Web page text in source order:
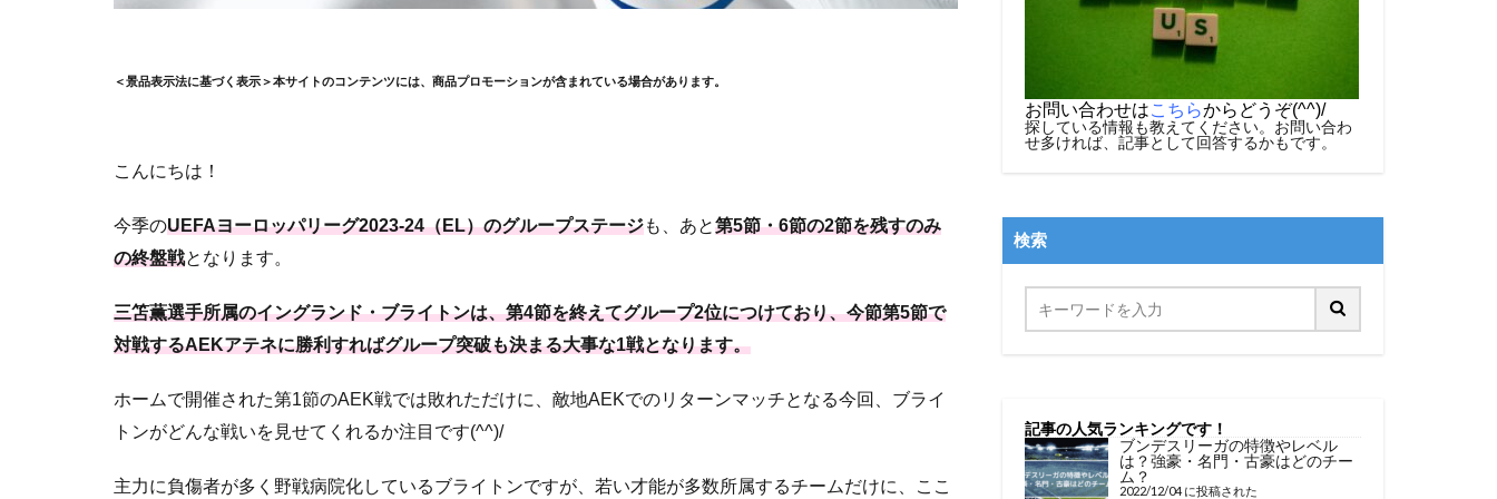
＜景品表示法に基づく表示＞本サイトのコンテンツには、商品プロモーションが含まれている場合があります。
こんにちは！
今季のUEFAヨーロッパリーグ2023-24（EL）のグループステージも、あと第5節・6節の2節を残すのみ
の終盤戦となります。
三笘薫選手所属のイングランド・ブライトンは、第4節を終えてグループ2位につけており、今節第5節で
対戦するAEKアテネに勝利すればグループ突破も決まる大事な1戦となります。
ホームで開催された第1節のAEK戦では敗れただけに、敵地AEKでのリターンマッチとなる今回、ブライ
トンがどんな戦いを見せてくれるか注目です(^^)/
主力に負傷者が多く野戦病院化しているブライトンですが、若い才能が多数所属するチームだけに、ここ
お問い合わせはこちらからどうぞ(^^)/
探している情報も教えてください。お問い合わ
せ多ければ、記事として回答するかもです。
検索
記事の人気ランキングです！
ブンデスリーガの特徴やレベル
は？強豪・名門・古豪はどのチー
ム？
2022/12/04 に投稿された